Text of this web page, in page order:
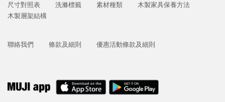
尺寸對照表 洗滌標籤 素材種類
木製家具保養方法
木製層架結構
聯絡我們 條款及細則 優惠活動條款及細則